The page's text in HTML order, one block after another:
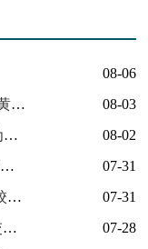
08-06
我校5个项目成功入围第三届德州市黄炎培职业教育创新创业大赛决赛
08-03
从新青年音乐节到群星演唱会——为什么又是德工？
08-02
致敬退役军人 凝聚奋进力量 —— 我校开展 “八一建军节” 拥军茶话会
07-31
校地携手赋能就业 求职能力实训进校园暨校地服务签约仪式在我校顺利举行
07-31
赋能教师成长 筑牢育人根基 | 智慧交通学院暑期教师培训全面启动
07-28